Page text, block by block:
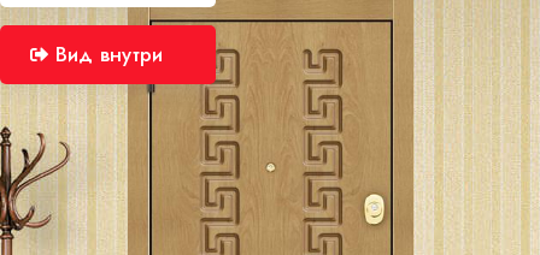
Вид внутри